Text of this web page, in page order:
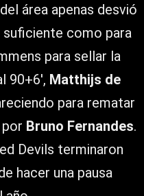
área apenas desvió
suficiente como para
para sellar la
90+6′, Matthijs de
para rematar
Bruno Fernandes.
Devils terminaron
hacer una pausa